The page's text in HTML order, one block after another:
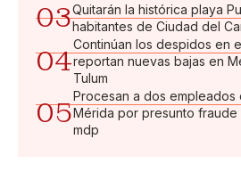
03Quitarán la histórica playa
habitantes de Ciudad del
04
Continúan los despidos en
reportan nuevas bajas en
Tulum
05
Procesan a dos empleados
Mérida por presunto
mdp